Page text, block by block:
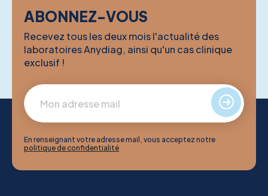
ABONNEZ-VOUS
Recevez tous les deux mois l'actualité des
laboratoires Anydiag, ainsi qu'un cas clinique
exclusif !
En renseignant votre adresse mail, vous acceptez notre
politique de confidentialité